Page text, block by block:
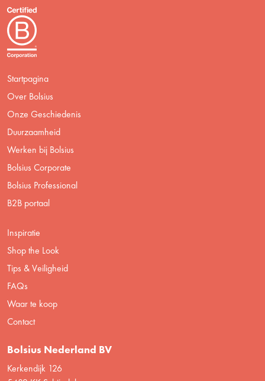
Startpagina
Over Bolsius
Onze Geschiedenis
Duurzaamheid
Werken bij Bolsius
Bolsius Corporate
Bolsius Professional
B2B portaal
Inspiratie
Shop the Look
Tips & Veiligheid
FAQs
Waar te koop
Contact
Bolsius Nederland BV
Kerkendijk 126